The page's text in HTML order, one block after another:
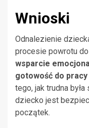
Wnioski
Odnalezienie
procesie powrotu
wsparcie
gotowość do
tego, jak trudna
dziecko jest
początek.